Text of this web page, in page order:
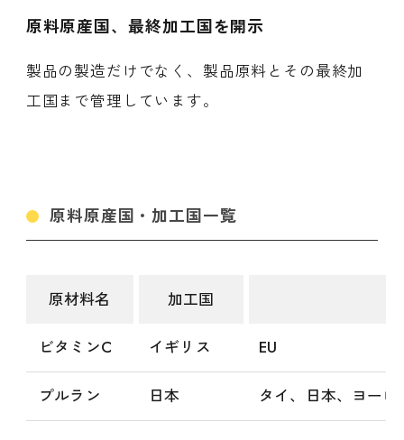
原料原産国、最終加工国を開示
製品の製造だけでなく、製品原料とその最終加
工国まで管理しています。
原料原産国・加工国一覧
原材料名 加工国
ビタミンC イギリス EU
プルラン 日本 タイ、日本、ヨー